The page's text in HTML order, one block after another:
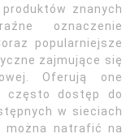
znanych
oznaczenie
popularniejsze
zajmujące się
Oferują one
często dostęp do
w sieciach
można natrafić na